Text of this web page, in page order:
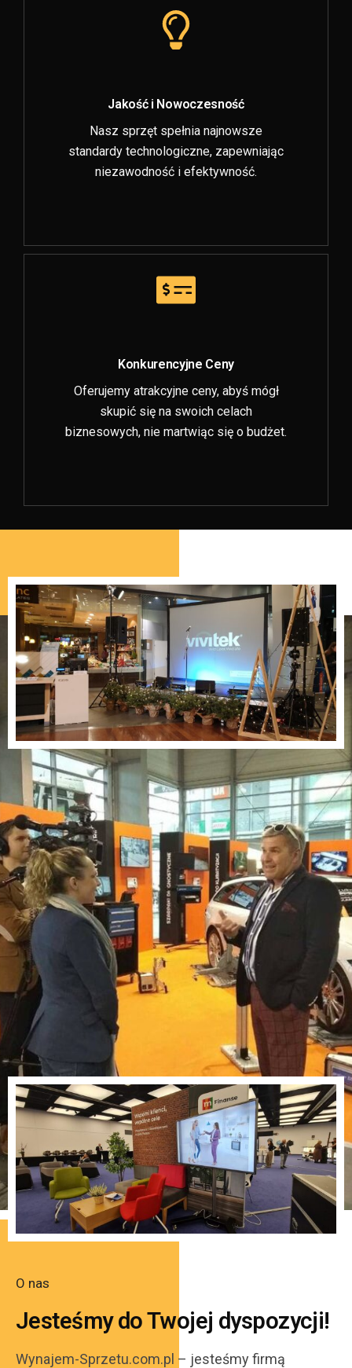
Jakość i Nowoczesność
Nasz sprzęt spełnia najnowsze
standardy technologiczne, zapewniając
niezawodność i efektywność.
Konkurencyjne Ceny
Oferujemy atrakcyjne ceny, abyś mógł
skupić się na swoich celach
biznesowych, nie martwiąc się o budżet.
O nas
Jesteśmy do Twojej dyspozycji!
Wynajem-Sprzetu.com.pl – jesteśmy firmą